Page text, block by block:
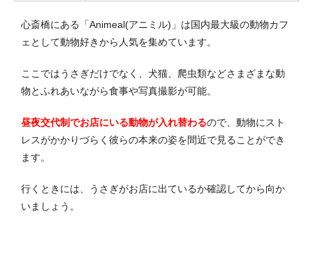
心斎橋にある「Animeal(アニミル)」は国内最大級の動物カフ
ェとして動物好きから人気を集めています。
ここではうさぎだけでなく、犬猫、爬虫類などさまざまな動
物とふれあいながら食事や写真撮影が可能。
昼夜交代制でお店にいる動物が入れ替わるので、動物にスト
レスがかかりづらく彼らの本来の姿を間近で見ることができ
ます。
行くときには、うさぎがお店に出ているか確認してから向か
いましょう。